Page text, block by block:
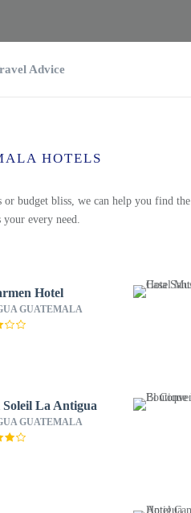
Advice
HOTELS
budget bliss, we can help you find the
your every need.
Hotel
GUATEMALA
Soleil La Antigua
GUATEMALA